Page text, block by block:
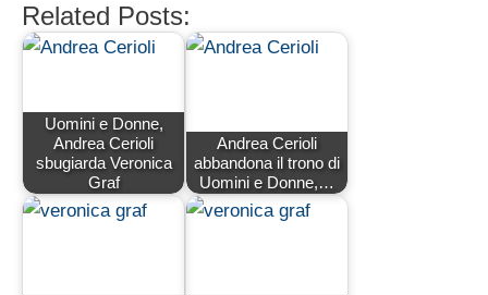
Related Posts:
Uomini e Donne,
Andrea Cerioli
sbugiarda Veronica
Graf
Andrea Cerioli
abbandona il trono di
Uomini e Donne,…